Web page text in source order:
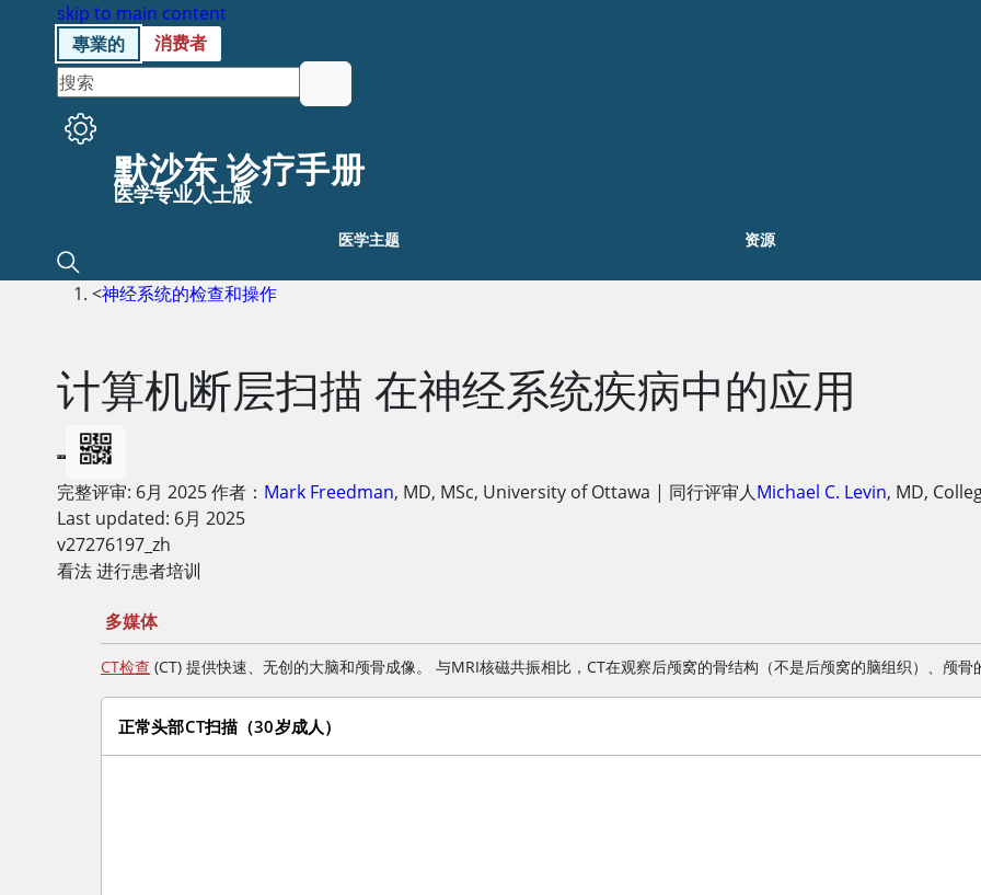
skip to main content
專業的
消费者
默沙东 诊疗手册
医学专业人士版
医学主题 资源
<神经系统的检查和操作
计算机断层扫描 在神经系统疾病中的应用
完整评审: 6月 2025作者： Mark Freedman, MD, MSc, University of Ottawa | 同行评审人Michael C. Levin, MD,
Last updated: 6月 2025
v27276197_zh
看法 进行患者培训
多媒体
CT检查 (CT) 提供快速、无创的大脑和颅骨成像。 与MRI核磁共振相比，CT在观察后颅窝的骨结构（不是后颅窝的脑组织）、颅
正常头部CT扫描（30岁成人）